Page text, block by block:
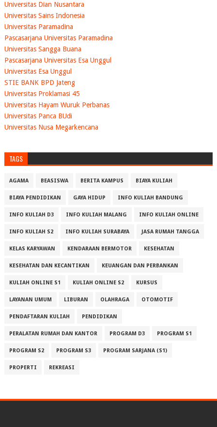
Universitas Dian Nusantara
Universitas Sains Indonesia
Universitas Paramadina
Pascasarjana Universitas Paramadina
Universitas Sangga Buana
Pascasarjana Universitas Esa Unggul
Universitas Esa Unggul
STIE BANK BPD Jateng
Universitas Proklamasi 45
Universitas Hayam Wuruk Perbanas
Universitas Panca BUdi
Universitas Nusa Megarkencana
TAGS
AGAMA BEASISWA BERITA KAMPUS BIAYA KULIAH
BIAYA PENDIDIKAN GAYA HIDUP INFO KULIAH BANDUNG
INFO KULIAH D3 INFO KULIAH MALANG INFO KULIAH ONLINE
INFO KULIAH S2 INFO KULIAH SURABAYA JASA RUMAH TANGGA
KELAS KARYAWAN KENDARAAN BERMOTOR KESEHATAN
KESEHATAN DAN KECANTIKAN KEUANGAN DAN PERBANKAN
KULIAH ONLINE S1 KULIAH ONLINE S2 KURSUS
LAYANAN UMUM LIBURAN OLAHRAGA OTOMOTIF
PENDAFTARAN KULIAH PENDIDIKAN
PERALATAN RUMAH DAN KANTOR PROGRAM D3 PROGRAM S1
PROGRAM S2 PROGRAM S3 PROGRAM SARJANA (S1)
PROPERTI REKREASI